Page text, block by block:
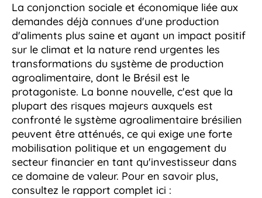
La conjonction sociale et économique liée aux
demandes déjà connues d'une production
d'aliments plus saine et ayant un impact positif
sur le climat et la nature rend urgentes les
transformations du système de production
agroalimentaire, dont le Brésil est le
protagoniste. La bonne nouvelle, c'est que la
plupart des risques majeurs auxquels est
confronté le système agroalimentaire brésilien
peuvent être atténués, ce qui exige une forte
mobilisation politique et un engagement du
secteur financier en tant qu'investisseur dans
ce domaine de valeur. Pour en savoir plus,
consultez le rapport complet ici :